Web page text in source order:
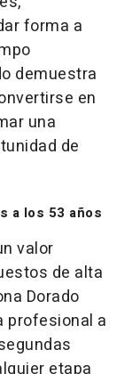
forma a
demuestra
en
una
de
a los 53 años
valor
de alta
Dorado
profesional a
etapa